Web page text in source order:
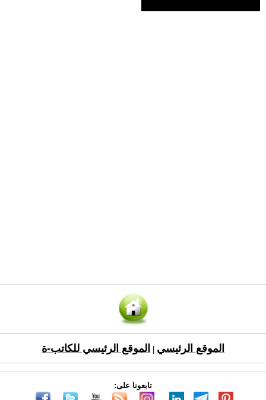
الموقع الرئيسي الموقع الرئيسي للكاتب-ة
تابعونا على: